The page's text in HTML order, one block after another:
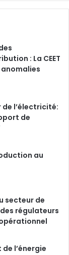
: La CEET
anomalies
de l’électricité:
de
au
secteur de
régulateurs
opérationnel
l’énergie